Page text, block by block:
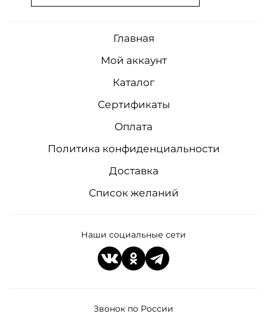
Звонок по России
Главная
Мой аккаунт
Каталог
Сертификаты
Оплата
Политика конфиденциальности
Доставка
Список желаний
Наши социальные сети